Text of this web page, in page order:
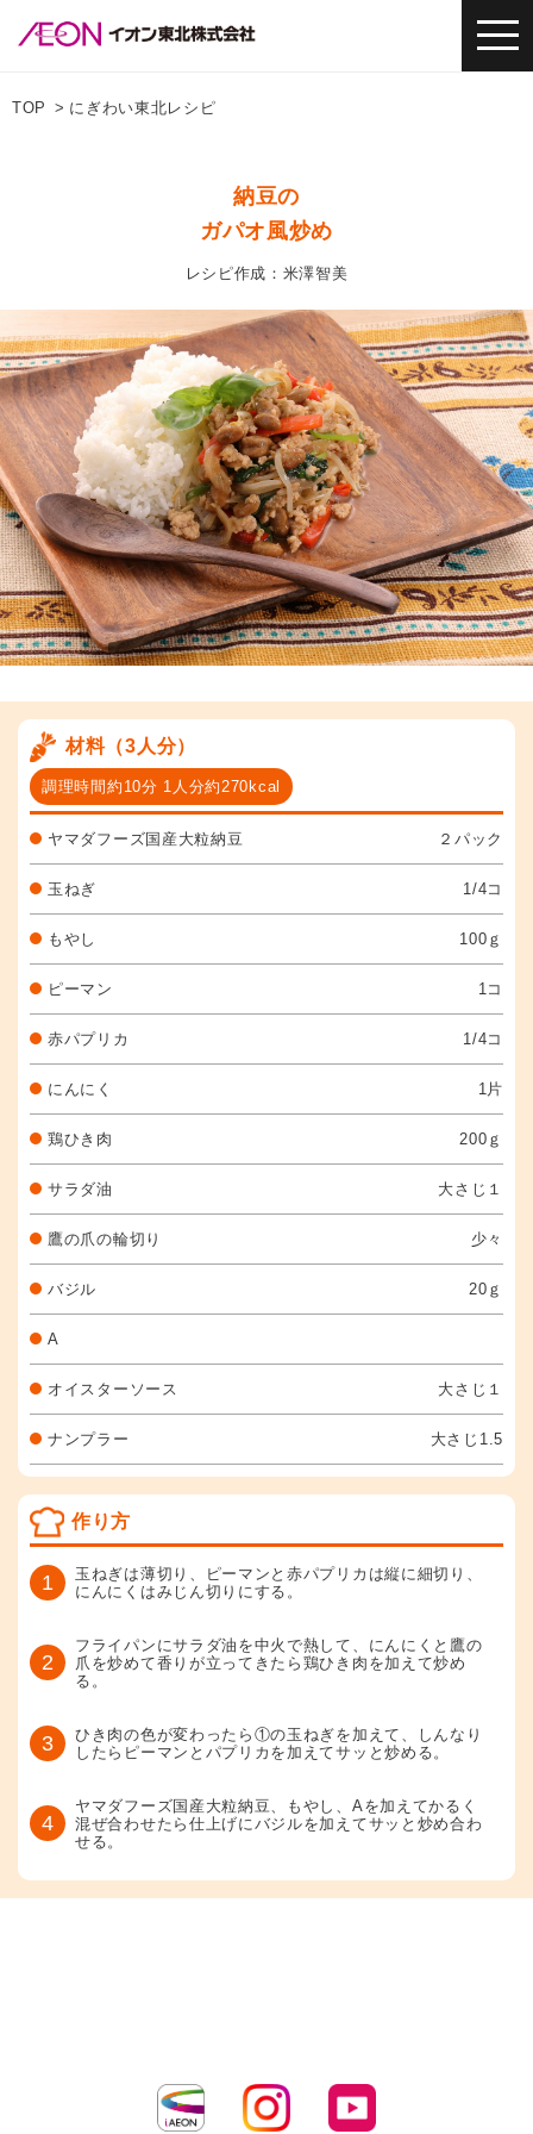
TOP にぎわい東北レシピ
納豆の
ガパオ風炒め
レシピ作成：米澤智美
材料（3人分）
調理時間約10分 1人分約270kcal
ヤマダフーズ国産大粒納豆 ２パック
玉ねぎ 1/4コ
もやし 100ｇ
ピーマン 1コ
赤パプリカ 1/4コ
にんにく 1片
鶏ひき肉 200ｇ
サラダ油 大さじ１
鷹の爪の輪切り 少々
バジル 20ｇ
A
オイスターソース 大さじ１
ナンプラー 大さじ1.5
作り方
1
玉ねぎは薄切り、ピーマンと赤パプリカは縦に細切り、
にんにくはみじん切りにする。
2
フライパンにサラダ油を中火で熱して、にんにくと鷹の
爪を炒めて香りが立ってきたら鶏ひき肉を加えて炒め
る。
3
ひき肉の色が変わったら①の玉ねぎを加えて、しんなり
したらピーマンとパプリカを加えてサッと炒める。
4
ヤマダフーズ国産大粒納豆、もやし、Aを加えてかるく
混ぜ合わせたら仕上げにバジルを加えてサッと炒め合わ
せる。